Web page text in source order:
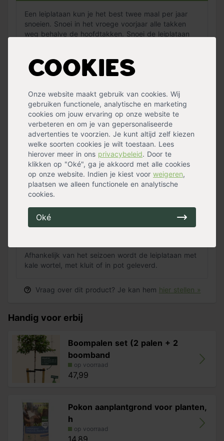
Cookies
Onze website maakt gebruik van cookies. Wij
gebruiken functionele, analytische en marketing
cookies om jouw ervaring op onze website te
verbeteren en om je van gepersonaliseerde
advertenties te voorzien. Je kunt altijd zelf kiezen
welke soorten cookies je wilt toestaan. Lees
hierover meer in ons privacybeleid. Door te
klikken op "Oké", ga je akkoord met alle cookies
op onze website. Indien je kiest voor weigeren,
plaatsen we alleen functionele en analytische
cookies.
Oké
Een leiplataan kun je het best twee maal per jaar
snoeien. Snoei in het vroege voorjaar alle takken
weg behalve de hoofdtakken. Snoei de leiplataan
Na de snoei vormt de leiplataan eerst nieuwe
uitlopers dichtbij de hoofdtakken. Daardoor wordt
Hoe wordt de Leiplataan bezorgd?
De boom wordt door onze bomenleverancier
geleverd met speciaal vervoer die geschikt is voor
het vervoeren van bomen. De bomenleverancier
neemt binnen enkele dagen na bestellen contact
met je op per mail om een leverdatum af te
spreken.
Hoe wordt de Leiplataan geleverd?
Afhankelijk van het seizoen wordt de leiplataan met
kale wortel, met kluit of in pot geleverd.
Vraag over dit product? Je kan hem hier stellen »
Handig voor erbij
Boompalen set (2 palen + 2
boomband
op voorraad
47,99
Pokon aanplantgrond voor planten,
h
op voorraad
14,89